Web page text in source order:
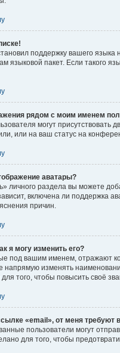
поддержку вашего
языковой пакет. Если такого
рядом с моим именем
могут присутствовать
или на ваш статус на
аватары?
личного раздела вы можете
включена ли поддержка
причин.
я могу изменить его?
под вашим именем, отражают
изменять
того, чтобы повысить своё
«email», от меня требуют
пользователи могут
для того, чтобы